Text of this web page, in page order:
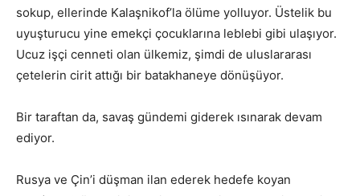
sokup, ellerinde Kalaşnikof’la ölüme yolluyor. Üstelik bu
uyuşturucu yine emekçi çocuklarına leblebi gibi ulaşıyor.
Ucuz işçi cenneti olan ülkemiz, şimdi de uluslararası
çetelerin cirit attığı bir batakhaneye dönüşüyor.
Bir taraftan da, savaş gündemi giderek ısınarak devam
ediyor.
Rusya ve Çin’i düşman ilan ederek hedefe koyan